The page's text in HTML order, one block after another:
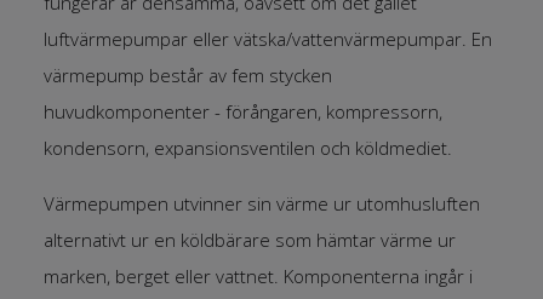
luftvärmepumpar eller vätska/vattenvärmepumpar. En
värmepump består av fem stycken
huvudkomponenter - förångaren, kompressorn,
kondensorn, expansionsventilen och köldmediet.
Värmepumpen utvinner sin värme ur utomhusluften
alternativt ur en köldbärare som hämtar värme ur
marken, berget eller vattnet. Komponenterna ingår i